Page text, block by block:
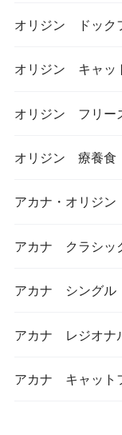
オリジン ドック
オリジン キャッ
オリジン フリー
オリジン 療養食
アカナ・オリジ
アカナ クラシッ
アカナ シングル
アカナ レジオナ
アカナ キャット